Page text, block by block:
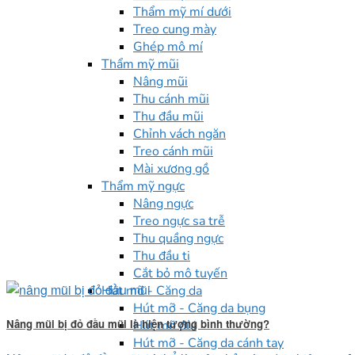
Thẩm mỹ mí dưới
Treo cung mày
Ghép mô mí
Thẩm mỹ mũi
Nâng mũi
Thu cánh mũi
Thu đầu mũi
Chỉnh vách ngăn
Treo cánh mũi
Mài xương gồ
Thẩm mỹ ngực
Nâng ngực
Treo ngực sa trễ
Thu quầng ngực
Thu đầu ti
Cắt bỏ mô tuyến
Hút mỡ - Căng da
Hút mỡ - Căng da bụng
Hút mỡ đùi
Hút mỡ - Căng da cánh tay
Nâng mũi bị đỏ đầu mũi là hiện tượng bình thường?